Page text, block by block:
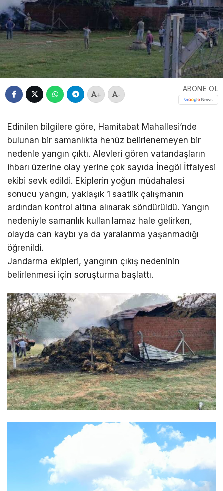
+ -
ABONE OL
Edinilen bilgilere göre, Hamitabat Mahallesi’nde
bulunan bir samanlıkta henüz belirlenemeyen bir
nedenle yangın çıktı. Alevleri gören vatandaşların
ihbarı üzerine olay yerine çok sayıda İnegöl İtfaiyesi
ekibi sevk edildi. Ekiplerin yoğun müdahalesi
sonucu yangın, yaklaşık 1 saatlik çalışmanın
ardından kontrol altına alınarak söndürüldü. Yangın
nedeniyle samanlık kullanılamaz hale gelirken,
olayda can kaybı ya da yaralanma yaşanmadığı
öğrenildi.
Jandarma ekipleri, yangının çıkış nedeninin
belirlenmesi için soruşturma başlattı.